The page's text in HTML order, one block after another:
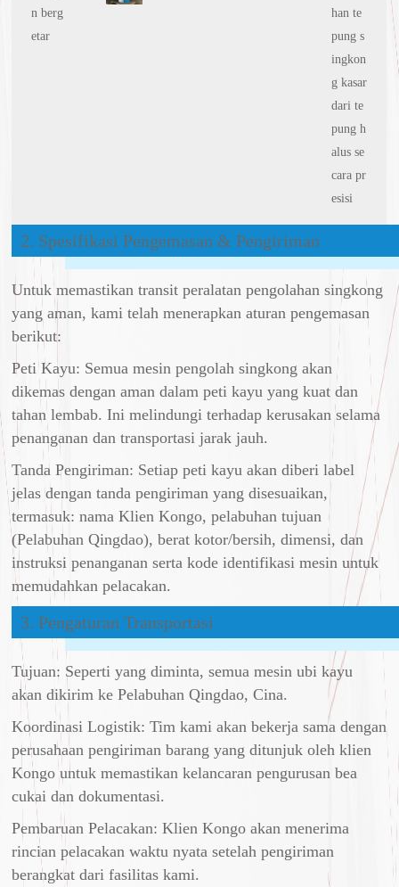
n berg
etar
han te
pung s
ingkon
g kasar
dari te
pung h
alus se
cara pr
esisi
2. Spesifikasi Pengemasan & Pengiriman
Untuk memastikan transit peralatan pengolahan singkong
yang aman, kami telah menerapkan aturan pengemasan
berikut:
Peti Kayu: Semua mesin pengolah singkong akan
dikemas dengan aman dalam peti kayu yang kuat dan
tahan lembab. Ini melindungi terhadap kerusakan selama
penanganan dan transportasi jarak jauh.
Tanda Pengiriman: Setiap peti kayu akan diberi label
jelas dengan tanda pengiriman yang disesuaikan,
termasuk: nama Klien Kongo, pelabuhan tujuan
(Pelabuhan Qingdao), berat kotor/bersih, dimensi, dan
instruksi penanganan serta kode identifikasi mesin untuk
memudahkan pelacakan.
3. Pengaturan Transportasi
Tujuan: Seperti yang diminta, semua mesin ubi kayu
akan dikirim ke Pelabuhan Qingdao, Cina.
Koordinasi Logistik: Tim kami akan bekerja sama dengan
perusahaan pengiriman barang yang ditunjuk oleh klien
Kongo untuk memastikan kelancaran pengurusan bea
cukai dan dokumentasi.
Pembaruan Pelacakan: Klien Kongo akan menerima
rincian pelacakan waktu nyata setelah pengiriman
berangkat dari fasilitas kami.